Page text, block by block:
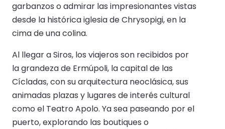
garbanzos o admirar las impresionantes vistas
desde la histórica iglesia de Chrysopigi, en la
cima de una colina.
Al llegar a Siros, los viajeros son recibidos por
la grandeza de Ermúpoli, la capital de las
Cícladas, con su arquitectura neoclásica, sus
animadas plazas y lugares de interés cultural
como el Teatro Apolo. Ya sea paseando por el
puerto, explorando las boutiques o